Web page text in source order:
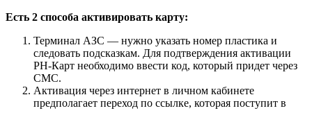
Есть 2 способа активировать карту:
Терминал АЗС — нужно указать номер пластика и
следовать подсказкам. Для подтверждения активации
РН-Карт необходимо ввести код, который придет через
СМС.
Активация через интернет в личном кабинете
предполагает переход по ссылке, которая поступит в